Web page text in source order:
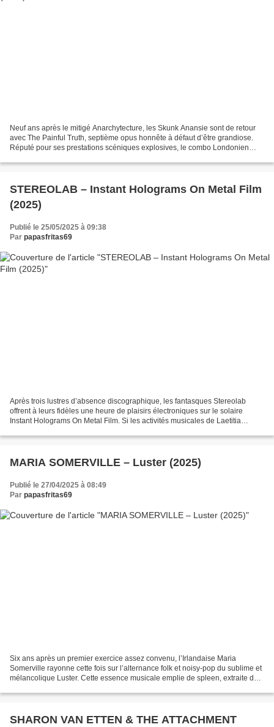
Neuf ans après le mitigé Anarchytecture, les Skunk Anansie sont de retour
avec The Painful Truth, septième opus honnête à défaut d’être grandiose.
Réputé pour ses prestations scéniques explosives, le combo Londonien
STEREOLAB – Instant Holograms On Metal Film
(2025)
Publié le 25/05/2025 à 09:38
Par papasfritas69
Après trois lustres d’absence discographique, les fantasques Stereolab
offrent à leurs fidèles une heure de plaisirs électroniques sur le solaire
Instant Holograms On Metal Film. Si les activités musicales de Laetitia
MARIA SOMERVILLE – Luster (2025)
Publié le 27/04/2025 à 08:49
Par papasfritas69
Six ans après un premier exercice assez convenu, l’Irlandaise Maria
Somerville rayonne cette fois sur l’alternance folk et noisy-pop du sublime et
mélancolique Luster. Cette essence musicale emplie de spleen, extraite du
SHARON VAN ETTEN & THE ATTACHMENT